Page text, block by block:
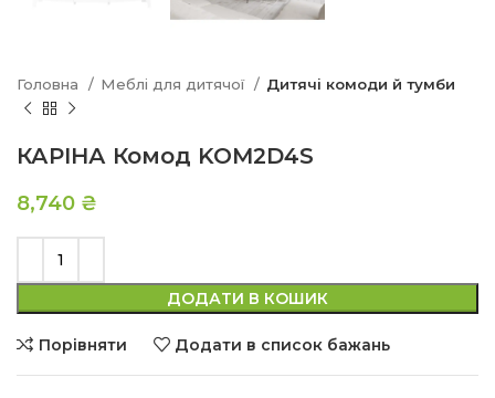
Головна Меблі для дитячої Дитячі комоди й тумби
КАРІНА Комод KOM2D4S
8,740 ₴
ДОДАТИ В КОШИК
Порівняти Додати в список бажань